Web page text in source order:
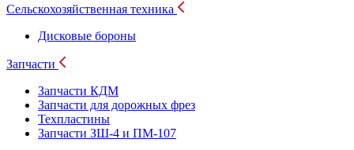
Сельскохозяйственная техника
Дисковые бороны
Запчасти
Запчасти КДМ
Запчасти для дорожных фрез
Техпластины
Запчасти ЗШ-4 и ПМ-107